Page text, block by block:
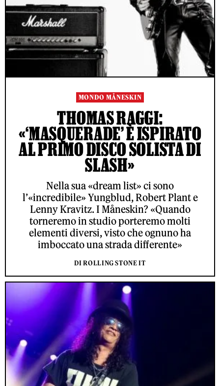
MONDO MÅNESKIN
THOMAS RAGGI:
«‘MASQUERADE’ È ISPIRATO
AL PRIMO DISCO SOLISTA DI
SLASH»
Nella sua «dream list» ci sono
l’«incredibile» Yungblud, Robert Plant e
Lenny Kravitz. I Måneskin? «Quando
torneremo in studio porteremo molti
elementi diversi, visto che ognuno ha
imboccato una strada differente»
DI ROLLING STONE IT